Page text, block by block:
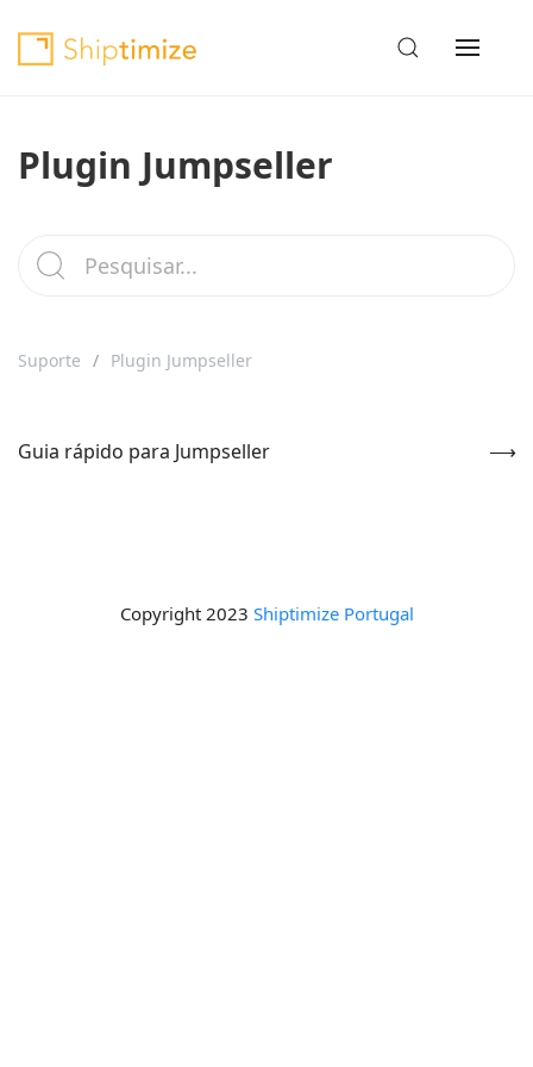
Plugin Jumpseller
Suporte Plugin Jumpseller
Guia rápido para Jumpseller
Copyright 2023 Shiptimize Portugal